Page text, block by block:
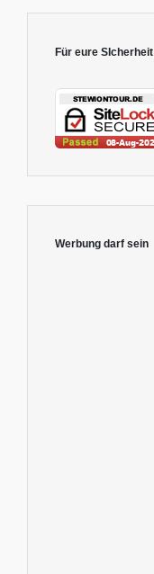
Für eure SIcherheit
Werbung darf sein